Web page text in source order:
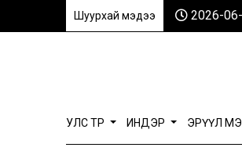
Шуурхай мэдээ 2026-
УЛС ТӨР ИНДЭР ЭРҮҮЛ